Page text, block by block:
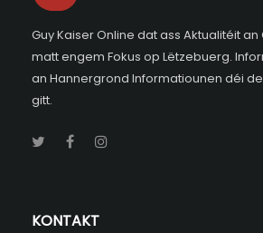
Guy Kaiser Online dat ass Aktualitéit
matt engem Fokus op Lëtzebuerg.
an Hannergrond Informatiounen déi
gitt.
KONTAKT